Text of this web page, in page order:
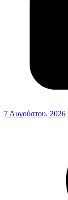
7 Αυγούστου, 2026